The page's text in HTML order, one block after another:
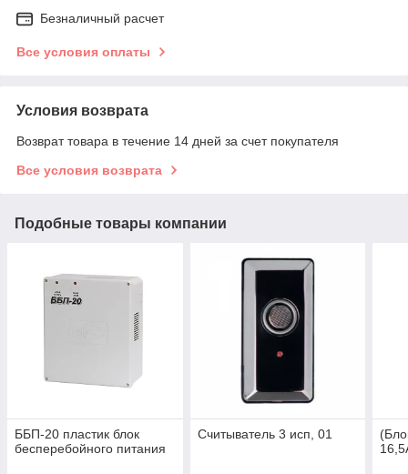
Безналичный расчет
Все условия оплаты
Условия возврата
Возврат товара в течение 14 дней за счет покупателя
Все условия возврата
Подобные товары компании
ББП-20 пластик блок
бесперебойного питания
Считыватель 3 исп, 01